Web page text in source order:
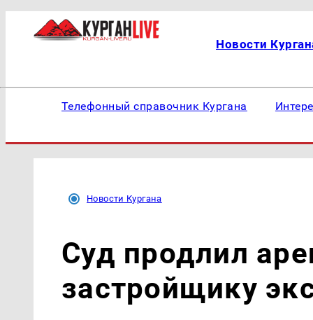
Новости
Телефонный справочник Кургана
Новости Кургана
Суд продлил
застройщику